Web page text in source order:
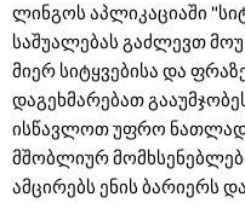
ლინგოს აპლიკაციაში
საშუალებას გაძლევთ
მიერ სიტყვებისა და
დაგეხმარებათ
ისწავლოთ უფრო ნათლად
მშობლიურ
ამცირებს ენის ბარიერს